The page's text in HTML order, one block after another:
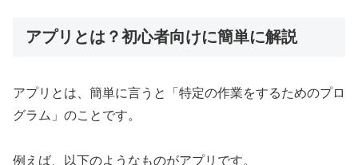
アプリとは？初心者向けに簡単に解説
アプリとは、簡単に言うと「特定の作業をするためのプロ
グラム」のことです。
例えば、以下のようなものがアプリです。